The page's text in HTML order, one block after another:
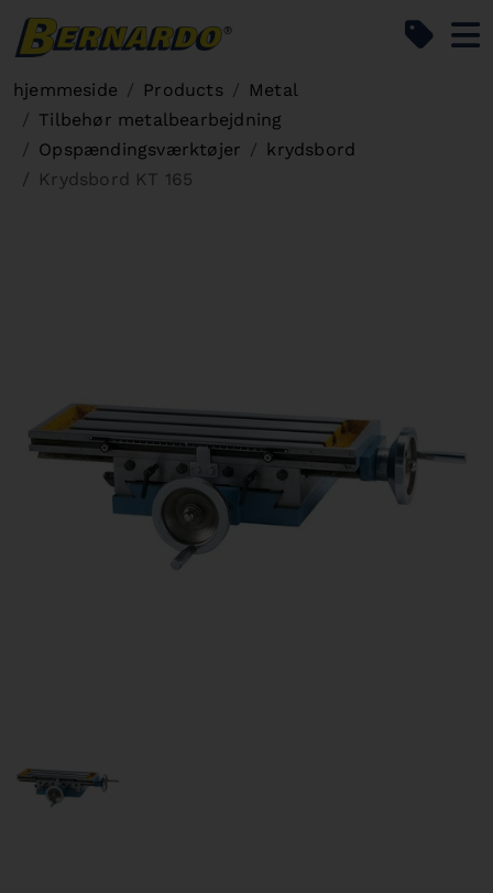
hjemmeside Products
Metal
Tilbehør metalbearbejdning
Opspændingsværktøjer
krydsbord
Krydsbord KT 165